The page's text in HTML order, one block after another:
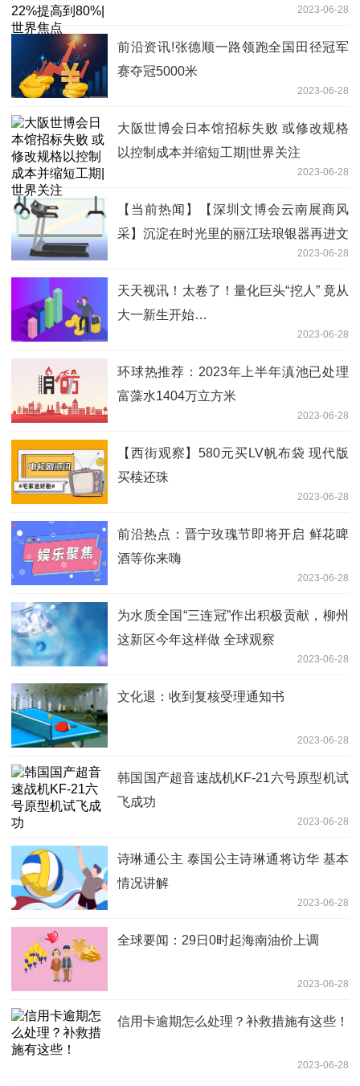
2023-06-28
前沿资讯!张德顺一路领跑全国田径冠军
赛夺冠5000米
2023-06-28
大阪世博会日本馆招标失败 或修改规格
以控制成本并缩短工期|世界关注
2023-06-28
【当前热闻】【深圳文博会云南展商风
采】沉淀在时光里的丽江珐琅银器再进文
2023-06-28
天天视讯！太卷了！量化巨头“挖人” 竟从
大一新生开始…
2023-06-28
环球热推荐：2023年上半年滇池已处理
富藻水1404万立方米
2023-06-28
【西街观察】580元买LV帆布袋 现代版
买椟还珠
2023-06-28
前沿热点：晋宁玫瑰节即将开启 鲜花啤
酒等你来嗨
2023-06-28
为水质全国“三连冠”作出积极贡献，柳州
这新区今年这样做 全球观察
2023-06-28
文化退：收到复核受理通知书
2023-06-28
韩国国产超音速战机KF-21六号原型机试
飞成功
2023-06-28
诗琳通公主 泰国公主诗琳通将访华 基本
情况讲解
2023-06-28
全球要闻：29日0时起海南油价上调
2023-06-28
信用卡逾期怎么处理？补救措施有这些！
2023-06-28